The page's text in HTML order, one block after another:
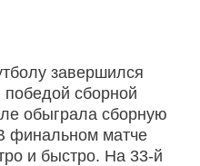
завершился
победой сборной
обыграла сборную
финальном матче
и быстро. На 33-й